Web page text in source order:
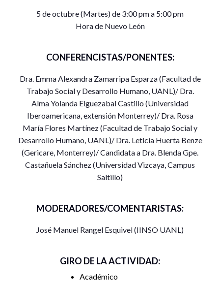
5 de octubre (Martes) de 3:00 pm a 5:00 pm
Hora de Nuevo León
CONFERENCISTAS/PONENTES:
Dra. Emma Alexandra Zamarripa Esparza (Facultad de
Trabajo Social y Desarrollo Humano, UANL)/ Dra.
Alma Yolanda Elguezabal Castillo (Universidad
Iberoamericana, extensión Monterrey)/ Dra. Rosa
María Flores Martínez (Facultad de Trabajo Social y
Desarrollo Humano, UANL)/ Dra. Leticia Huerta Benze
(Gericare, Monterrey)/ Candidata a Dra. Blenda Gpe.
Castañuela Sánchez (Universidad Vizcaya, Campus
Saltillo)
MODERADORES/COMENTARISTAS:
José Manuel Rangel Esquivel (IINSO UANL)
GIRO DE LA ACTIVIDAD:
Académico